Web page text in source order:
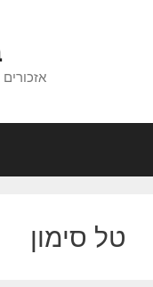
טל סימון